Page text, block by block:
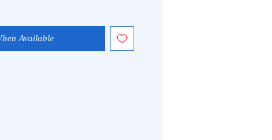
Available